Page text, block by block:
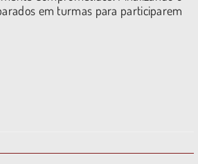
em turmas para participarem